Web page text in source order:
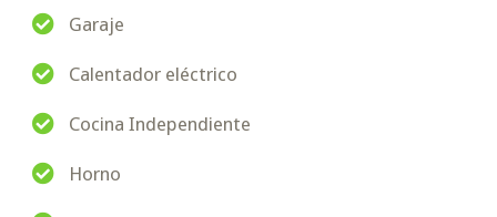
Garaje
Calentador eléctrico
Cocina Independiente
Horno